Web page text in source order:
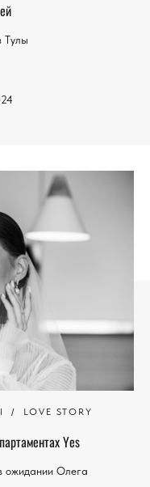
Тулы
LOVE STORY
Yes
ожидании Олега